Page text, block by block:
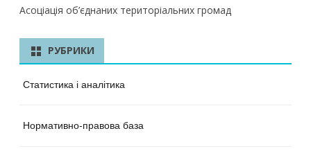
Асоціація об’єднаних територіальних громад
РУБРИКИ
Статистика і аналітика
Нормативно-правова база